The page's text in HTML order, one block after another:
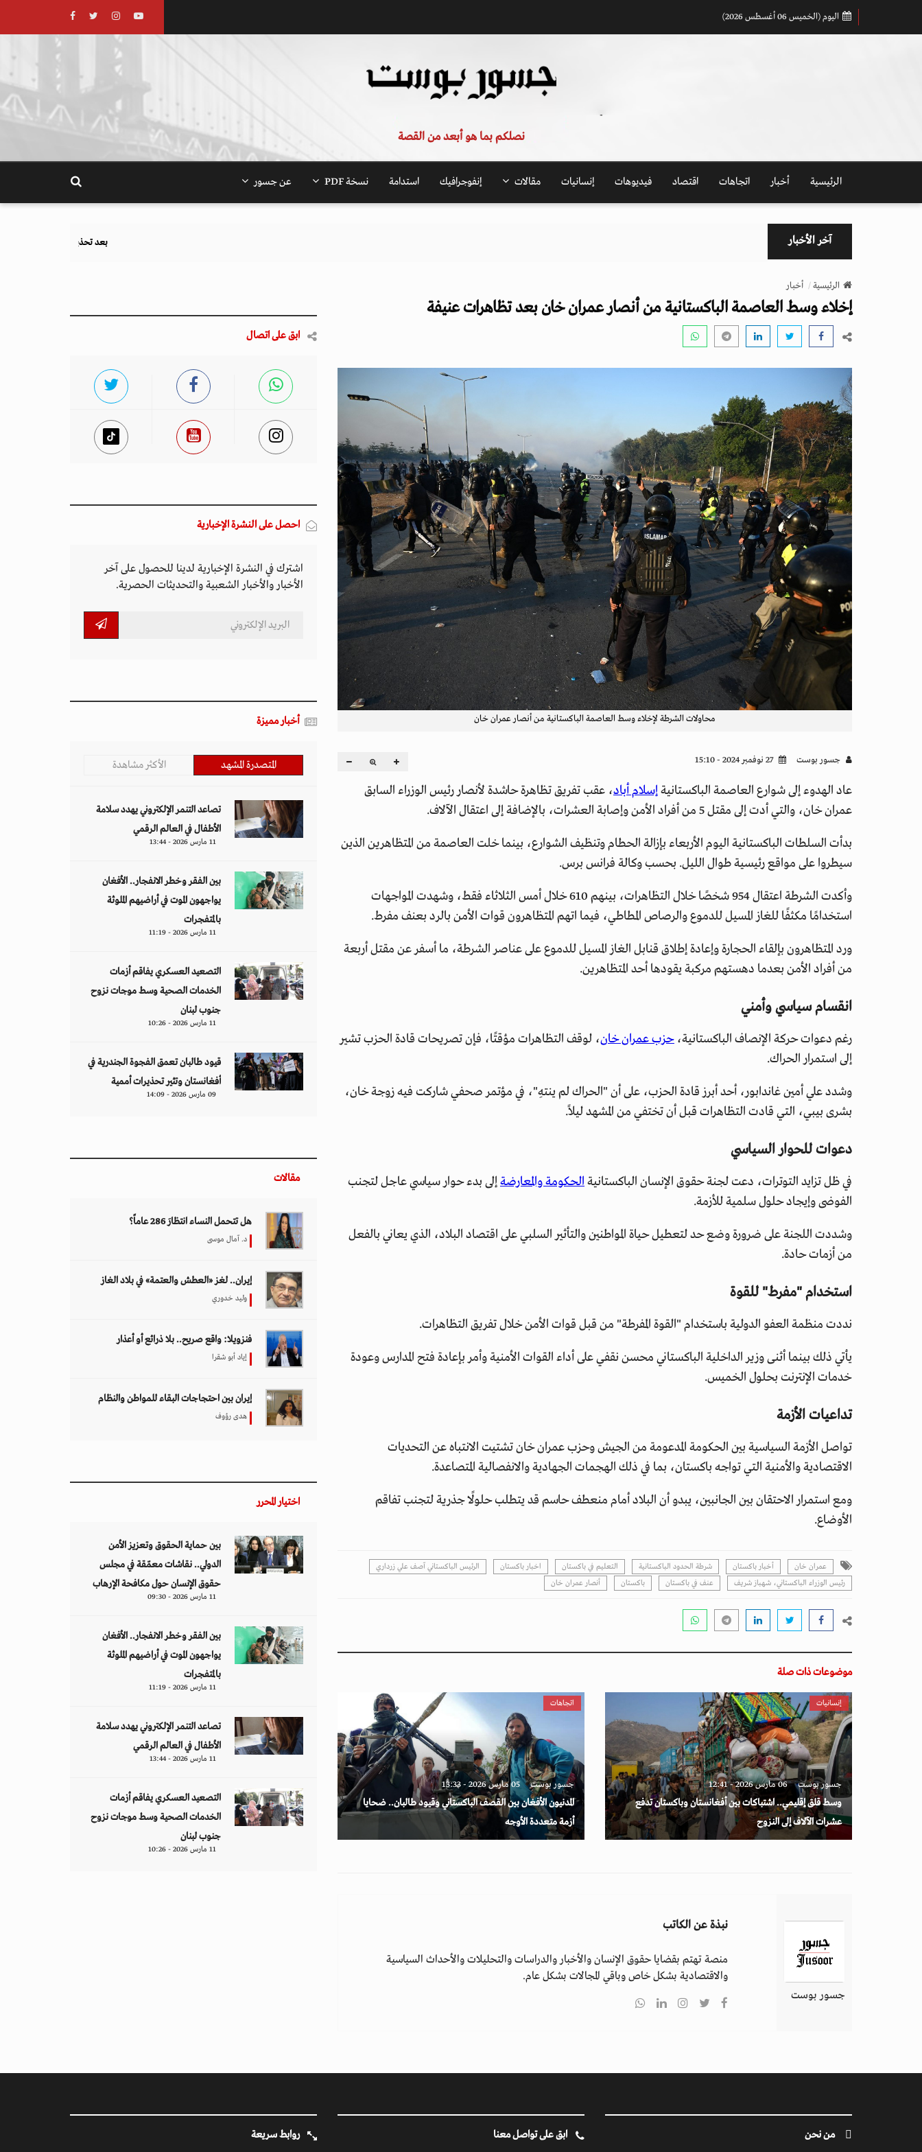
اليوم (الخميس 06 أغسطس 2026)
نصلكم بما هو أبعد من القصة
الرئيسية أخبار اتجاهات اقتصاد فيديوهات إنسانيات مقالات إنفوجرافيك استدامة نسخة PDF عن جسور
آخر الأخبار بعد تحذيرات أوروبية.. كيف يهدد نظام الغذاء والزراعة
الرئيسية أخبار
إخلاء وسط العاصمة الباكستانية من أنصار عمران خان بعد تظاهرات عنيفة
محاولات الشرطة لإخلاء وسط العاصمة الباكستانية من أنصار عمران خان
جسور بوست 27 نوفمبر 2024 - 15:10
عاد الهدوء إلى شوارع العاصمة الباكستانيةإسلام أباد، عقب تفريق تظاهرة حاشدة لأنصار رئيس الوزراء السابق
عمران خان، والتي أدت إلى مقتل 5 من أفراد الأمن وإصابة العشرات، بالإضافة إلى اعتقال الآلاف.
بدأت السلطات الباكستانية اليوم الأربعاء بإزالة الحطام وتنظيف الشوارع، بينما خلت العاصمة من المتظاهرين الذين
سيطروا على مواقع رئيسية طوال الليل. بحسب وكالة فرانس برس.
وأكدت الشرطة اعتقال 954 شخصًا خلال التظاهرات، بينهم 610 خلال أمس الثلاثاء فقط، وشهدت المواجهات
استخدامًا مكثفًا للغاز المسيل للدموع والرصاص المطاطي، فيما اتهم المتظاهرون قوات الأمن بالرد بعنف مفرط.
ورد المتظاهرون بإلقاء الحجارة وإعادة إطلاق قنابل الغاز المسيل للدموع على عناصر الشرطة، ما أسفر عن مقتل أربعة
من أفراد الأمن بعدما دهستهم مركبة يقودها أحد المتظاهرين.
انقسام سياسي وأمني
رغم دعوات حركة الإنصاف الباكستانية، حزب عمران خان، لوقف التظاهرات مؤقتًا، فإن تصريحات قادة الحزب تشير
إلى استمرار الحراك.
وشدد علي أمين غاندابور، أحد أبرز قادة الحزب، على أن "الحراك لم ينتهِ"، في مؤتمر صحفي شاركت فيه زوجة خان،
بشرى بيبي، التي قادت التظاهرات قبل أن تختفي من المشهد ليلاً.
دعوات للحوار السياسي
في ظل تزايد التوترات، دعت لجنة حقوق الإنسان الباكستانيةالحكومة والمعارضةإلى بدء حوار سياسي عاجل لتجنب
الفوضى وإيجاد حلول سلمية للأزمة.
وشددت اللجنة على ضرورة وضع حد لتعطيل حياة المواطنين والتأثير السلبي على اقتصاد البلاد، الذي يعاني بالفعل
من أزمات حادة.
استخدام "مفرط" للقوة
نددت منظمة العفو الدولية باستخدام "القوة المفرطة" من قبل قوات الأمن خلال تفريق التظاهرات.
يأتي ذلك بينما أثنى وزير الداخلية الباكستاني محسن نقفي على أداء القوات الأمنية وأمر بإعادة فتح المدارس وعودة
خدمات الإنترنت بحلول الخميس.
تداعيات الأزمة
تواصل الأزمة السياسية بين الحكومة المدعومة من الجيش وحزب عمران خان تشتيت الانتباه عن التحديات
الاقتصادية والأمنية التي تواجه باكستان، بما في ذلك الهجمات الجهادية والانفصالية المتصاعدة.
ومع استمرار الاحتقان بين الجانبين، يبدو أن البلاد أمام منعطف حاسم قد يتطلب حلولًا جذرية لتجنب تفاقم
الأوضاع.
عمران خان أخبار باكستان شرطة الحدود الباكستانية التعليم في باكستان اخبار باكستان
الرئيس الباكستاني آصف علي زرداري
رئيس الوزراء الباكستاني، شهباز شريف
عنف في باكستان باكستان أنصار عمران خان
موضوعات ذات صلة
إنسانيات
جسور بوست 06 مارس 2026 - 12:41
وسط قلق إقليمي.. اشتباكات بين أفغانستان وباكستان تدفع
عشرات الآلاف إلى النزوح
اتجاهات
جسور بوست 05 مارس 2026 - 13:33
المدنيون الأفغان بين القصف الباكستاني وقيود طالبان.. ضحايا
أزمة متعددة الأوجه
جسور بوست
نبذة عن الكاتب
منصة تهتم بقضايا حقوق الإنسان والأخبار والدراسات والتحليلات والأحداث السياسية
والاقتصادية بشكل خاص وباقي المجالات بشكل عام.
ابق على اتصال
احصل على النشرة الإخبارية
اشترك في النشرة الإخبارية لدينا للحصول على آخر
الأخبار والأخبار الشعبية والتحديثات الحصرية.
أخبار مميزة
المتصدرة المشهد الأكثر مشاهدة
تصاعد التنمر الإلكتروني يهدد سلامة
الأطفال في العالم الرقمي
11 مارس 2026 - 13:44
بين الفقر وخطر الانفجار.. الأفغان
يواجهون الموت في أراضيهم الملوثة
بالمتفجرات
11 مارس 2026 - 11:19
التصعيد العسكري يفاقم أزمات
الخدمات الصحية وسط موجات نزوح
جنوب لبنان
11 مارس 2026 - 10:26
قيود طالبان تعمق الفجوة الجندرية في
أفغانستان وتثير تحذيرات أممية
09 مارس 2026 - 14:09
مقالات
هل تتحمل النساء انتظارَ 286 عاماً؟
د. آمال موسى
إيران.. لغز «العطش والعتمة» في بلاد الغاز
وليد خدوري
فنزويلا: واقع صريح.. بلا ذرائع أو أعذار
إياد أبو شقرا
إيران بين احتجاجات البقاء للمواطن والنظام
هدى رؤوف
اختيار المحرر
بين حماية الحقوق وتعزيز الأمن
الدولي.. نقاشات معمّقة في مجلس
حقوق الإنسان حول مكافحة الإرهاب
11 مارس 2026 - 09:30
بين الفقر وخطر الانفجار.. الأفغان
يواجهون الموت في أراضيهم الملوثة
بالمتفجرات
11 مارس 2026 - 11:19
تصاعد التنمر الإلكتروني يهدد سلامة
الأطفال في العالم الرقمي
11 مارس 2026 - 13:44
التصعيد العسكري يفاقم أزمات
الخدمات الصحية وسط موجات نزوح
جنوب لبنان
11 مارس 2026 - 10:26
من نحن ابق على تواصل معنا روابط سريعة